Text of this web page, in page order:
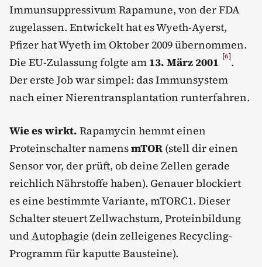
Immunsuppressivum Rapamune, von der FDA
zugelassen. Entwickelt hat es Wyeth-Ayerst,
Pfizer hat Wyeth im Oktober 2009 übernommen.
Die EU-Zulassung folgte am 13. März 2001 [6].
Der erste Job war simpel: das Immunsystem
nach einer Nierentransplantation runterfahren.
Wie es wirkt. Rapamycin hemmt einen
Proteinschalter namensmTOR (stell dir einen
Sensor vor, der prüft, ob deine Zellen gerade
reichlich Nährstoffe haben). Genauer blockiert
es eine bestimmte Variante, mTORC1. Dieser
Schalter steuert Zellwachstum, Proteinbildung
undAutophagie (dein zelleigenes Recycling-
Programm für kaputte Bausteine).